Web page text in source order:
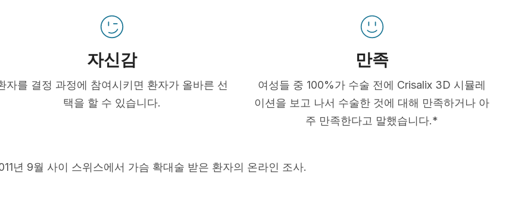
자신감
자를 결정 과정에 참여시키면 환자가 올바른 선
택을 할 수 있습니다.
만족
여성들 중 100%가 수술 전에 Crisalix 3D 시뮬레
이션을 보고 나서 수술한 것에 대해 만족하거나 아
주 만족한다고 말했습니다.*
년 9월 사이 스위스에서 가슴 확대술 받은 환자의 온라인 조사.